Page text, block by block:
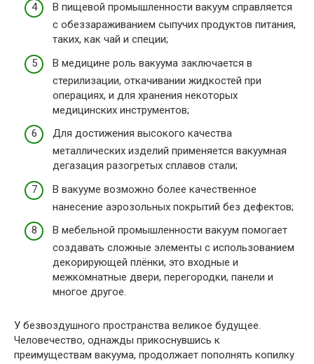
В пищевой промышленности вакуум справляется
с обеззараживанием сыпучих продуктов питания,
таких, как чай и специи;
В медицине роль вакуума заключается в
стерилизации, откачивании жидкостей при
операциях, и для хранения некоторых
медицинских инструментов;
Для достижения высокого качества
металлических изделий применяется вакуумная
дегазация разогретых сплавов стали;
В вакууме возможно более качественное
нанесение аэрозольных покрытий без дефектов;
В мебельной промышленности вакуум помогает
создавать сложные элементы с использованием
декорирующей плёнки, это входные и
межкомнатные двери, перегородки, панели и
многое другое.
У безвоздушного пространства великое будущее.
Человечество, однажды прикоснувшись к
преимуществам вакуума, продолжает пополнять копилку